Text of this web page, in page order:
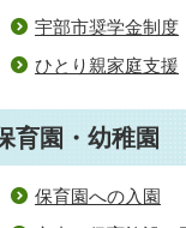
宇部市奨学金制度
ひとり親家庭支援
育園・幼稚園
保育園への入園